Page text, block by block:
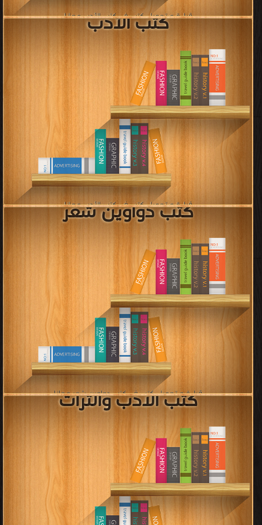
قراءة و تحميل كتب في كتب الشعر والمسرح مجانا
[ 69 كتاب/كتب ]
إعلان:
كتب الادب الكورى واليابانى
والصينى